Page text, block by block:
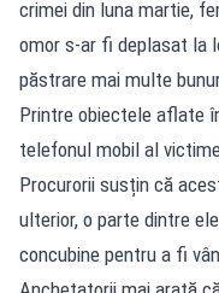
crimei din luna martie,
omor s-ar fi deplasat la
păstrare mai multe
Printre obiectele aflate
telefonul mobil al
Procurorii susțin că
ulterior, o parte dintre
concubine pentru a fi